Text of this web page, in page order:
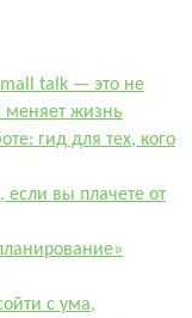
talk — это не
меняет жизнь
гид для тех, кого
если вы плачете от
с ума,